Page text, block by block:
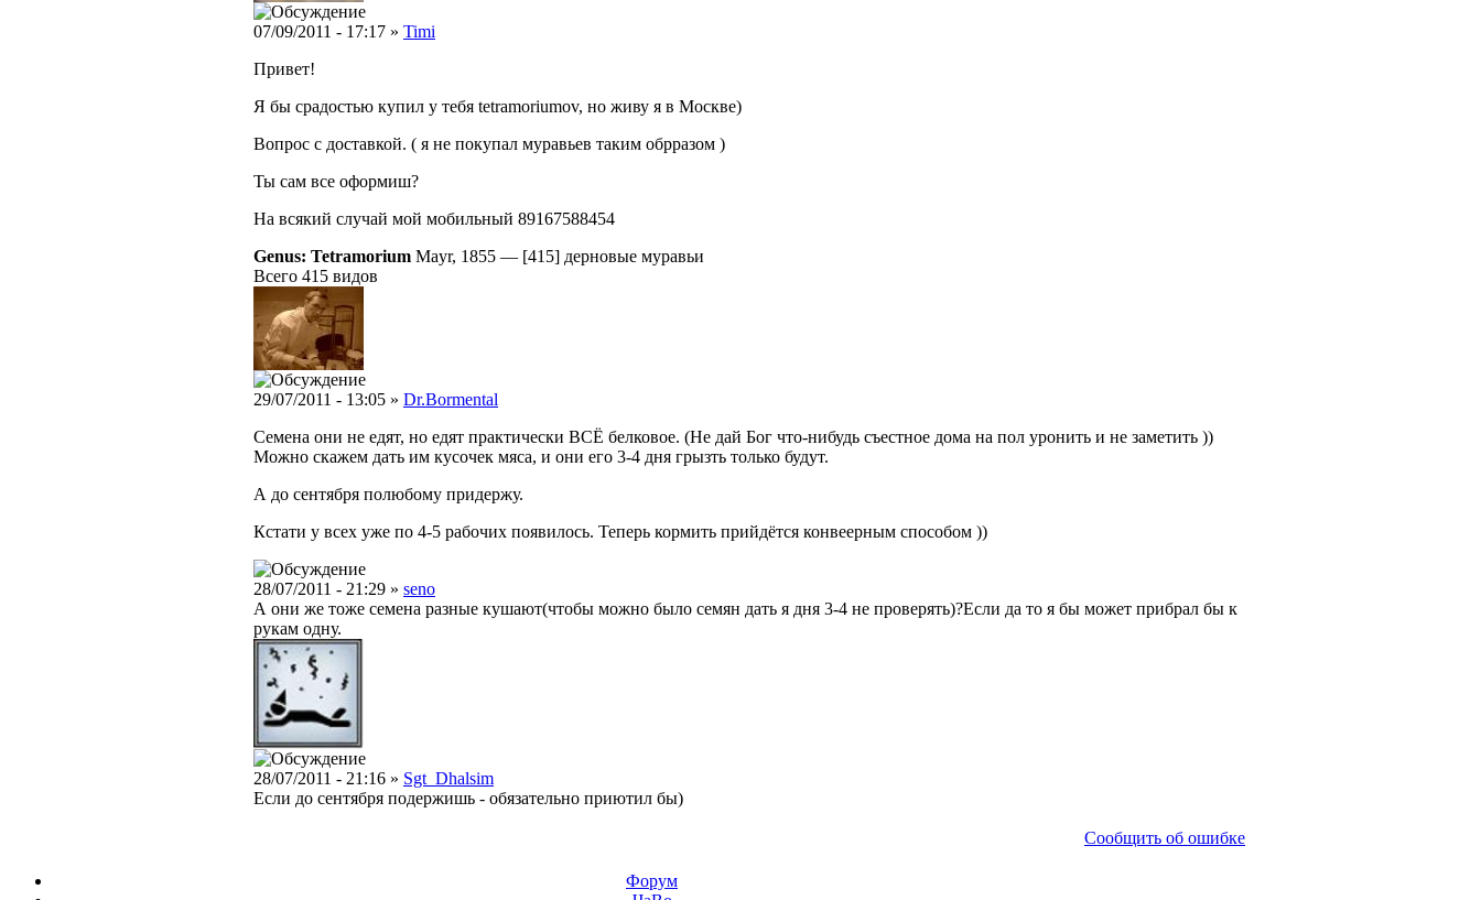
07/09/2011 - 17:17 » Timi
Привет!
Я бы срадостью купил у тебя tetramoriumov, но живу я в Москве)
Вопрос с доставкой. ( я не покупал муравьев таким обрразом )
Ты сам все оформиш?
На всякий случай мой мобильный 89167588454
Genus: Tetramorium Mayr, 1855 — [415] дерновые муравьи
Всего 415 видов
29/07/2011 - 13:05 » Dr.Bormental
Семена они не едят, но едят практически ВСЁ белковое. (Не дай Бог что-нибудь съестное дома на пол уронить и не заметить ))
Можно скажем дать им кусочек мяса, и они его 3-4 дня грызть только будут.
А до сентября полюбому придержу.
Кстати у всех уже по 4-5 рабочих появилось. Теперь кормить прийдётся конвеерным способом ))
28/07/2011 - 21:29 » seno
А они же тоже семена разные кушают(чтобы можно было семян дать я дня 3-4 не проверять)?Если да то я бы может прибрал бы к
рукам одну.
28/07/2011 - 21:16 » Sgt_Dhalsim
Если до сентября подержишь - обязательно приютил бы)
Сообщить об ошибке
Форум